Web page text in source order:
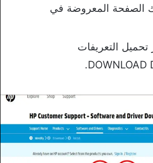
الصفحة المعروضة في
تحميل التعريفات
DOWNLOAD